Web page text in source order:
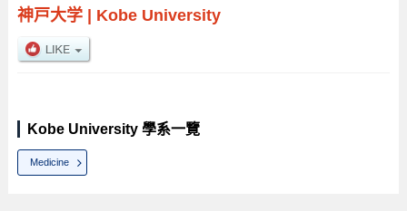
神戸大学| Kobe University
Kobe University 學系一覽
Medicine